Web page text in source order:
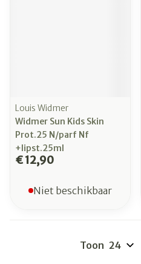
Louis Widmer
Widmer Sun Kids Skin
Prot.25 N/parf Nf
+lipst.25ml
€ 12,90
Niet beschikbaar
Toon